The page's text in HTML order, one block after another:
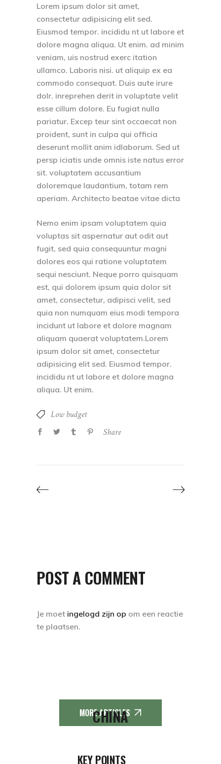
Lorem ipsum dolor sit amet,
consectetur adipisicing elit sed.
Eiusmod tempor. incididu nt ut labore et
dolore magna aliqua. Ut enim. ad minim
veniam, uis nostrud exerc itation
ullamco. Laboris nisi. ut aliquip ex ea
commodo consequat. Duis aute irure
dolr. inreprehen derit in voluptate velit
esse cillum dolore. Eu fugiat nulla
pariatur. Excep teur sint occaecat non
proident, sunt in culpa qui officia
deserunt mollit anim idlaborum. Sed ut
persp iciatis unde omnis iste natus error
sit. voluptatem accusantium
doloremque laudantium, totam rem
aperiam. Architecto beatae vitae dicta
Nemo enim ipsam voluptatem quia
voluptas sit aspernatur aut odit aut
fugit, sed quia consequuntur magni
dolores eos qui ratione voluptatem
sequi nesciunt. Neque porro quisquam
est, qui dolorem ipsum quia dolor sit
amet, consectetur, adipisci velit, sed
quia non numquam eius modi tempora
incidunt ut labore et dolore magnam
aliquam quaerat voluptatem.Lorem
ipsum dolor sit amet, consectetur
adipisicing elit sed. Eiusmod tempor.
incididu nt ut labore et dolore magna
aliqua. Ut enim.
Low budget
Share
POST A COMMENT
Je moet ingelogd zijn op om een reactie
te plaatsen.
CHINA
MORE ARTICLES
KEY POINTS